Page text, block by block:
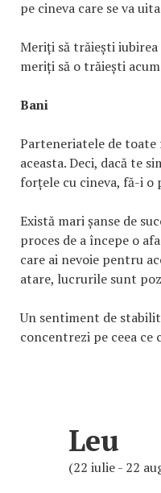
pe cineva care se va
Meriți să trăiești
meriți să o trăiești
Bani
Parteneriatele de
aceasta. Deci, dacă te
forțele cu cineva, fă-i o
Există mari șanse de
proces de a începe o
care ai nevoie pentru
atare, lucrurile sunt
Un sentiment de
concentrezi pe ceea ce
Leu
(22 iulie - 22